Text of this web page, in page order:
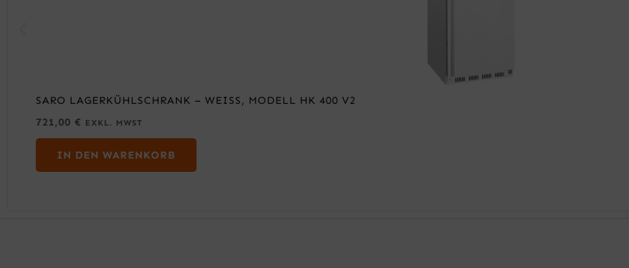
SARO LAGERKÜHLSCHRANK – WEISS, MODELL HK 400 V2
721,00 € EXKL. MWST
IN DEN WARENKORB